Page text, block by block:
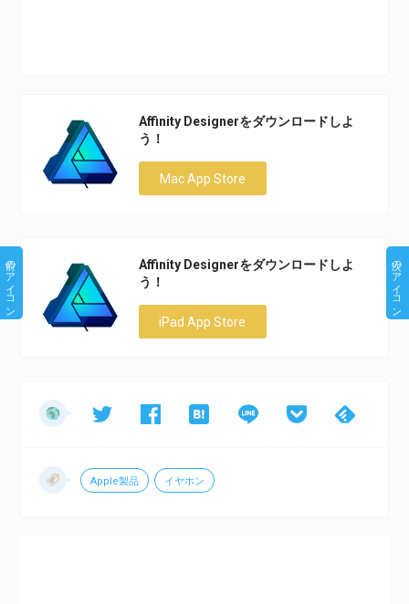
Affinity Designerをダウンロードしよ
う！
Mac App Store
Affinity Designerをダウンロードしよ
う！
iPad App Store
Apple製品 イヤホン
前のアイコン 次のアイコン